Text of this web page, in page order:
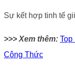
Sự kết hợp tinh tế
>>> Xem thêm: Top
Công Thức